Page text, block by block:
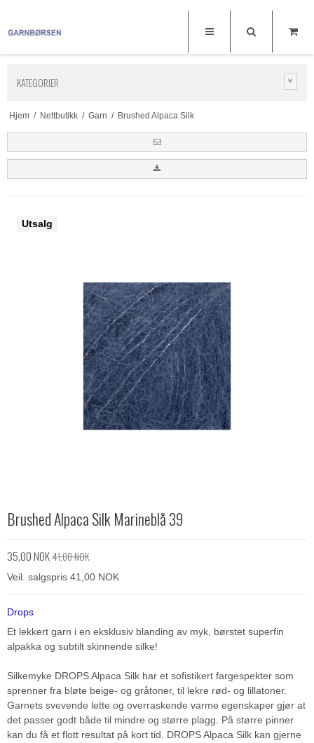
KATEGORIER
Hjem / Nettbutikk / Garn / Brushed Alpaca Silk
Utsalg
Brushed Alpaca Silk Marineblå 39
35,00 NOK41,00 NOK
Veil. salgspris 41,00 NOK
Drops
Et lekkert garn i en eksklusiv blanding av myk, børstet superfin
alpakka og subtilt skinnende silke!
Silkemyke DROPS Alpaca Silk har et sofistikert fargespekter som
sprenner fra bløte beige- og gråtoner, til lekre rød- og lillatoner.
Garnets svevende lette og overraskende varme egenskaper gjør at
det passer godt både til mindre og større plagg. På større pinner
kan du få et flott resultat på kort tid. DROPS Alpaca Silk kan gjerne